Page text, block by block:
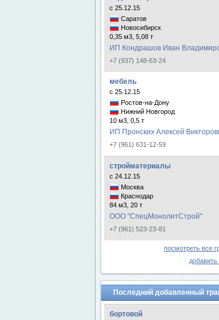
с 25.12.15
Саратов
Новосибирск
0,35 м3, 5,08 т
ИП Кондрашов Иван
+7 (937) 148-63-24
мебель
с 25.12.15
Ростов-на-Дону
Нижний Новгород
10 м3, 0,5 т
ИП Пронских Алексей
+7 (961) 631-12-59
стройматериалы
с 24.12.15
Москва
Краснодар
84 м3, 20 т
ООО "СпецМонолитСтрой"
+7 (961) 523-23-81
посмотреть все
добавить
Последний добавленный
бортовой